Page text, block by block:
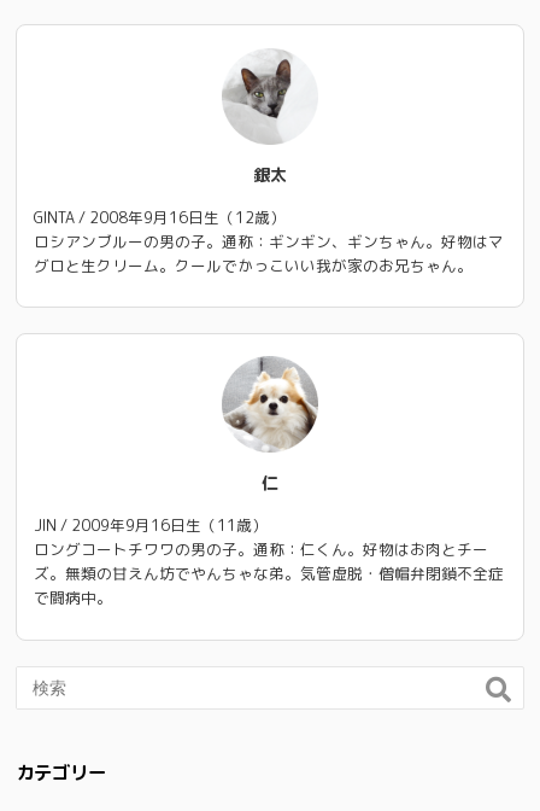
銀太
GINTA / 2008年9月16日生（12歳）
ロシアンブルーの男の子。通称：ギンギン、ギンちゃん。好物はマ
グロと生クリーム。クールでかっこいい我が家のお兄ちゃん。
仁
JIN / 2009年9月16日生（11歳）
ロングコートチワワの男の子。通称：仁くん。好物はお肉とチー
ズ。無類の甘えん坊でやんちゃな弟。気管虚脱・僧帽弁閉鎖不全症
で闘病中。
カテゴリー